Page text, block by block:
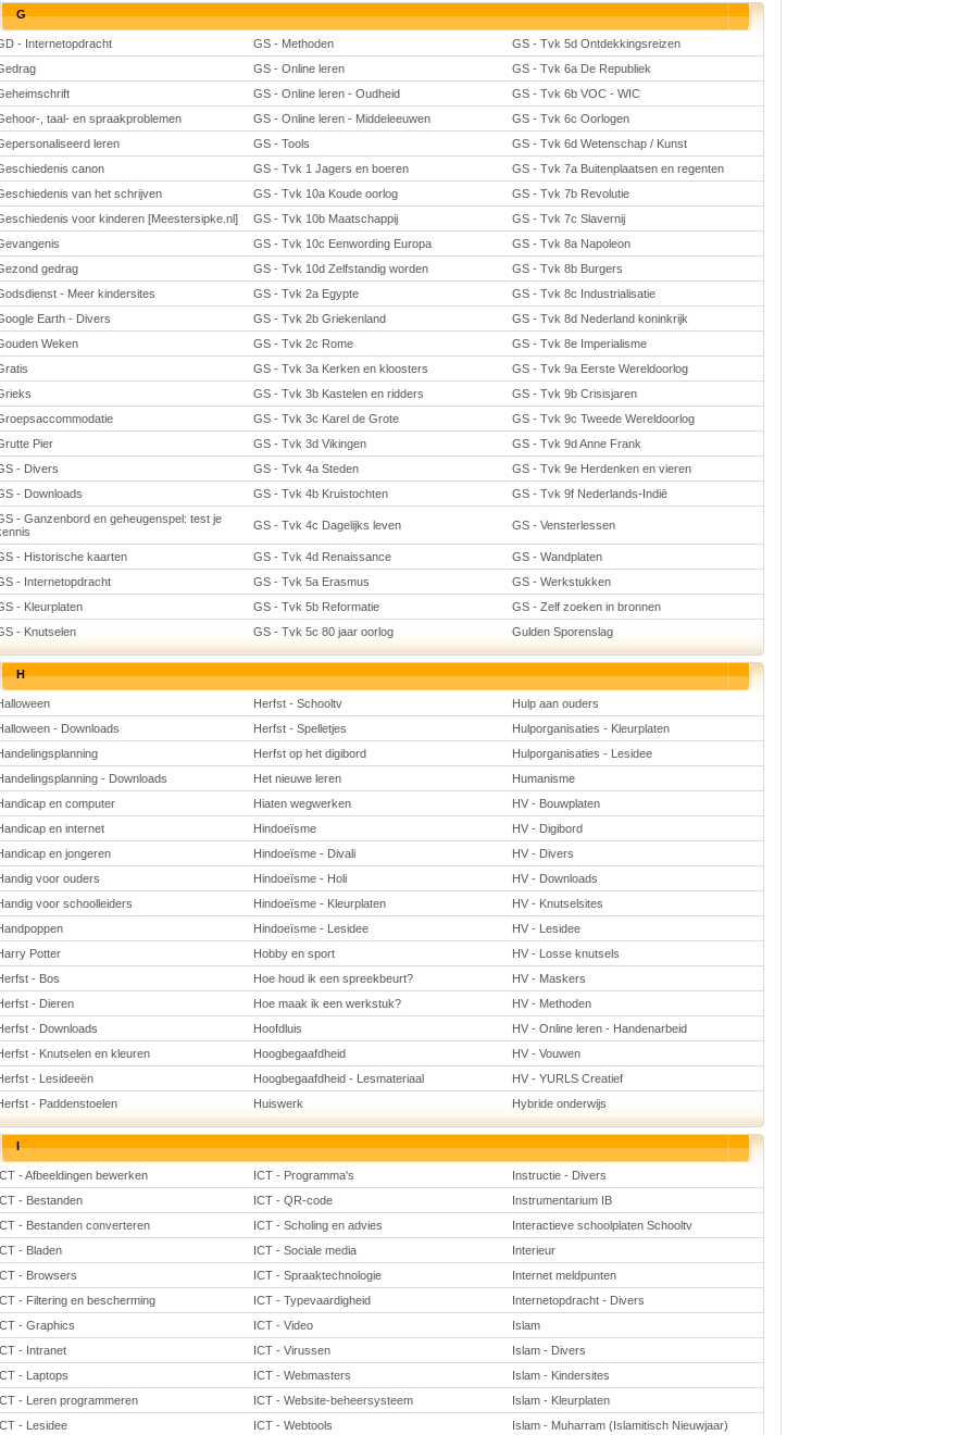
G
- Internetopdracht GS - Methoden
GS - Tvk 5d Ontdekkingsreizen
GS - Online leren
GS - Tvk 6a De Republiek
GS - Online leren - Oudheid
GS - Tvk 6b VOC - WIC
, taal- en spraakproblemen
GS - Online leren - Middeleeuwen
GS - Tvk 6c Oorlogen
leren
GS - Tools
GS - Tvk 6d Wetenschap / Kunst
canon
GS - Tvk 1 Jagers en boeren
GS - Tvk 7a Buitenplaatsen en regenten
van het schrijven
GS - Tvk 10a Koude oorlog
GS - Tvk 7b Revolutie
voor kinderen [Meestersipke.nl]
GS - Tvk 10b Maatschappij
GS - Tvk 7c Slavernij
GS - Tvk 10c Eenwording Europa
GS - Tvk 8a Napoleon
gedrag
GS - Tvk 10d Zelfstandig worden
GS - Tvk 8b Burgers
- Meer kindersites
GS - Tvk 2a Egypte
GS - Tvk 8c Industrialisatie
Earth - Divers
GS - Tvk 2b Griekenland
GS - Tvk 8d Nederland koninkrijk
Weken
GS - Tvk 2c Rome
GS - Tvk 8e Imperialisme
GS - Tvk 3a Kerken en kloosters
GS - Tvk 9a Eerste Wereldoorlog
GS - Tvk 3b Kastelen en ridders
GS - Tvk 9b Crisisjaren
GS - Tvk 3c Karel de Grote
GS - Tvk 9c Tweede Wereldoorlog
Pier
GS - Tvk 3d Vikingen
GS - Tvk 9d Anne Frank
- Divers
GS - Tvk 4a Steden
GS - Tvk 9e Herdenken en vieren
- Downloads
GS - Tvk 4b Kruistochten
GS - Tvk 9f Nederlands-Indië
- Ganzenbord en geheugenspel: test je
GS - Tvk 4c Dagelijks leven GS - Vensterlessen
- Historische kaarten GS - Tvk 4d Renaissance
GS - Wandplaten
- Internetopdracht
GS - Tvk 5a Erasmus
GS - Werkstukken
- Kleurplaten
GS - Tvk 5b Reformatie
GS - Zelf zoeken in bronnen
- Knutselen
GS - Tvk 5c 80 jaar oorlog Gulden Sporenslag
H
Herfst - Schooltv
Hulp aan ouders
- Downloads
Herfst - Spelletjes
Hulporganisaties - Kleurplaten
Herfst op het digibord
Hulporganisaties - Lesidee
- Downloads
Het nieuwe leren
Humanisme
en computer
Hiaten wegwerken
HV - Bouwplaten
en internet
Hindoeïsme
HV - Digibord
en jongeren
Hindoeïsme - Divali
HV - Divers
voor ouders
Hindoeïsme - Holi
HV - Downloads
voor schoolleiders
Hindoeïsme - Kleurplaten
HV - Knutselsites
Hindoeïsme - Lesidee
HV - Lesidee
Potter
Hobby en sport
HV - Losse knutsels
- Bos
Hoe houd ik een spreekbeurt?
HV - Maskers
- Dieren
Hoe maak ik een werkstuk?
HV - Methoden
- Downloads
Hoofdluis
HV - Online leren - Handenarbeid
- Knutselen en kleuren
Hoogbegaafdheid
HV - Vouwen
- Lesideeën
Hoogbegaafdheid - Lesmateriaal
HV - YURLS Creatief
- Paddenstoelen
Huiswerk Hybride onderwijs
I
- Afbeeldingen bewerken ICT - Programma's
Instructie - Divers
- Bestanden
ICT - QR-code
Instrumentarium IB
- Bestanden converteren
ICT - Scholing en advies
Interactieve schoolplaten Schooltv
- Bladen
ICT - Sociale media
Interieur
- Browsers
ICT - Spraaktechnologie
Internet meldpunten
- Filtering en bescherming
ICT - Typevaardigheid
Internetopdracht - Divers
- Graphics
ICT - Video
Islam
- Intranet
ICT - Virussen
Islam - Divers
- Laptops
ICT - Webmasters
Islam - Kindersites
- Leren programmeren
ICT - Website-beheersysteem
Islam - Kleurplaten
- Lesidee
ICT - Webtools Islam - Muharram (Islamitisch Nieuwjaar)